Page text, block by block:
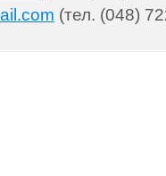
(тел. (048)